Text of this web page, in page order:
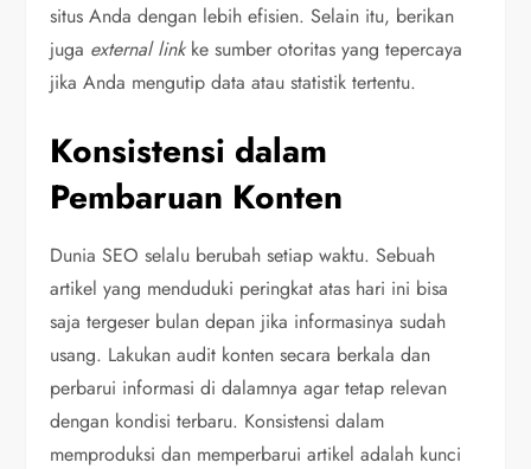
situs Anda dengan lebih efisien. Selain itu, berikan
juga external linkke sumber otoritas yang tepercaya
jika Anda mengutip data atau statistik tertentu.
Konsistensi dalam
Pembaruan Konten
Dunia SEO selalu berubah setiap waktu. Sebuah
artikel yang menduduki peringkat atas hari ini bisa
saja tergeser bulan depan jika informasinya sudah
usang. Lakukan audit konten secara berkala dan
perbarui informasi di dalamnya agar tetap relevan
dengan kondisi terbaru. Konsistensi dalam
memproduksi dan memperbarui artikel adalah kunci